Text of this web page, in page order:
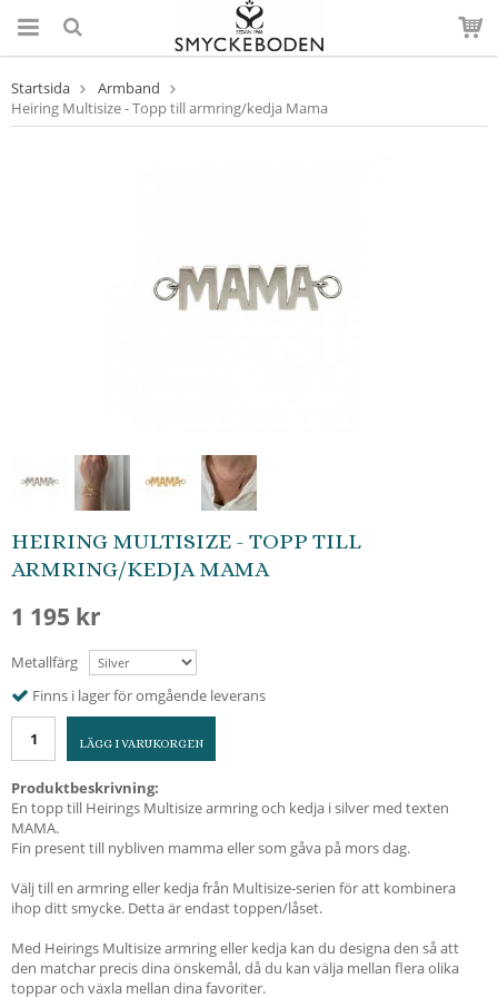
Startsida
Armband
Heiring Multisize - Topp till armring/kedja Mama
HEIRING MULTISIZE - TOPP TILL
ARMRING/KEDJA MAMA
1 195 kr
Metallfärg
Finns i lager för omgående leverans
LÄGG I VARUKORGEN
Produktbeskrivning:
En topp till Heirings Multisize armring och kedja i silver med texten
MAMA.
Fin present till nybliven mamma eller som gåva på mors dag.
Välj till en armring eller kedja från Multisize-serien för att kombinera
ihop ditt smycke. Detta är endast toppen/låset.
Med Heirings Multisize armring eller kedja kan du designa den så att
den matchar precis dina önskemål, då du kan välja mellan flera olika
toppar och växla mellan dina favoriter.